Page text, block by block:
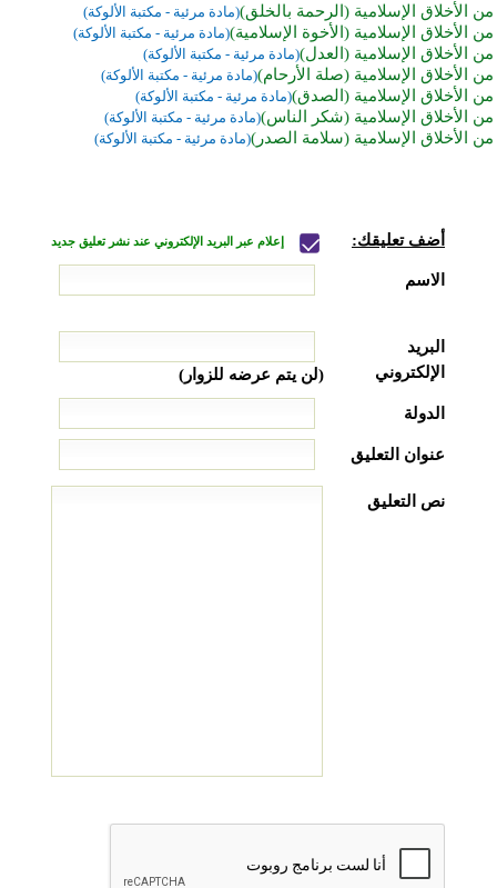
من الأخلاق الإسلامية (الرحمة بالخلق)(مادة مرئية - مكتبة الألوكة)
من الأخلاق الإسلامية (الأخوة الإسلامية)(مادة مرئية - مكتبة الألوكة)
من الأخلاق الإسلامية (العدل)(مادة مرئية - مكتبة الألوكة)
من الأخلاق الإسلامية (صلة الأرحام)(مادة مرئية - مكتبة الألوكة)
من الأخلاق الإسلامية (الصدق)(مادة مرئية - مكتبة الألوكة)
من الأخلاق الإسلامية (شكر الناس)(مادة مرئية - مكتبة الألوكة)
من الأخلاق الإسلامية (سلامة الصدر)(مادة مرئية - مكتبة الألوكة)
أضف تعليقك: إعلام عبر البريد الإلكتروني عند نشر تعليق جديد
الاسم
البريد
الإلكتروني
(لن يتم عرضه للزوار)
الدولة
عنوان التعليق
نص التعليق